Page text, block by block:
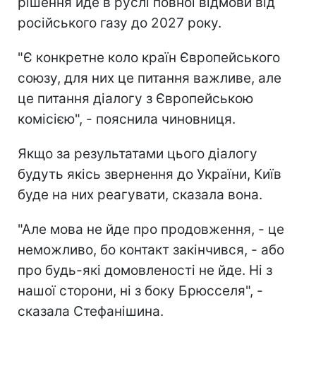
російського газу до 2027 року.
"Є конкретне коло країн Європейського
союзу, для них це питання важливе, але
це питання діалогу з Європейською
комісією", - пояснила чиновниця.
Якщо за результатами цього діалогу
будуть якісь звернення до України, Київ
буде на них реагувати, сказала вона.
"Але мова не йде про продовження, - це
неможливо, бо контакт закінчився, - або
про будь-які домовленості не йде. Ні з
нашої сторони, ні з боку Брюсселя", -
сказала Стефанішина.